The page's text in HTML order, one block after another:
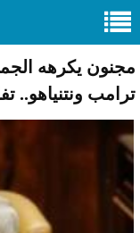
مجنون يكرهه
ترامب ونتنياهو..